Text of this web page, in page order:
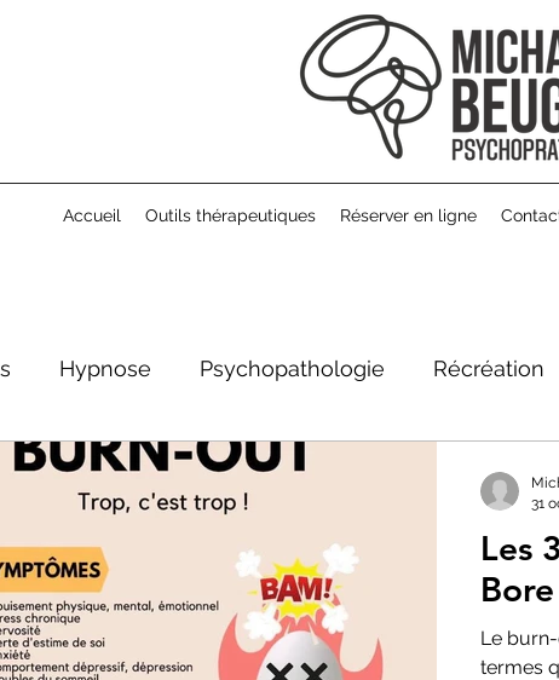
Accueil Outils thérapeutiques Réserver en ligne
Hypnose Psychopathologie Récréation
Les
Bore
Le
termes
31